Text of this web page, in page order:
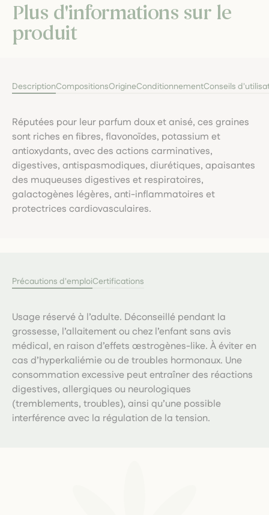
Plus d'informations sur le
produit
DescriptionCompositionsOrigineConditionnementConseils
Réputées pour leur parfum doux et anisé, ces graines
sont riches en fibres, flavonoïdes, potassium et
antioxydants, avec des actions carminatives,
digestives, antispasmodiques, diurétiques, apaisantes
des muqueuses digestives et respiratoires,
galactogènes légères, anti-inflammatoires et
protectrices cardiovasculaires.
Précautions d'emploiCertifications
Usage réservé à l’adulte. Déconseillé pendant la
grossesse, l’allaitement ou chez l’enfant sans avis
médical, en raison d’effets œstrogènes-like. À éviter en
cas d’hyperkaliémie ou de troubles hormonaux. Une
consommation excessive peut entraîner des réactions
digestives, allergiques ou neurologiques
(tremblements, troubles), ainsi qu’une possible
interférence avec la régulation de la tension.